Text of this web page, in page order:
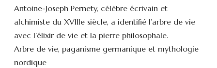
Antoine-Joseph Pernety, célèbre écrivain et
alchimiste du XVIIIe siècle, a identifié l’arbre de vie
avec l’élixir de vie et la pierre philosophale.
Arbre de vie, paganisme germanique et mythologie
nordique